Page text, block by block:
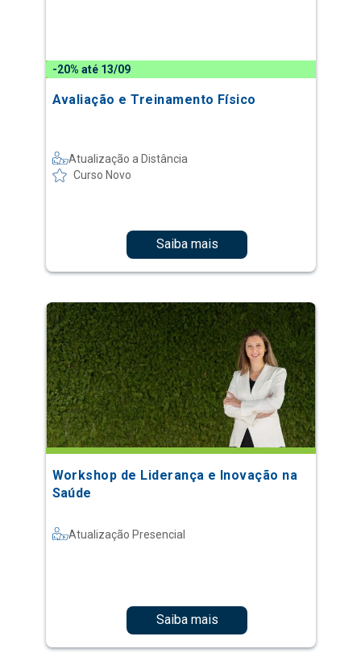
-20% até 13/09
Avaliação e Treinamento Físico
Atualização a Distância
Curso Novo
Saiba mais
Workshop de Liderança e Inovação na
Saúde
Atualização Presencial
Saiba mais